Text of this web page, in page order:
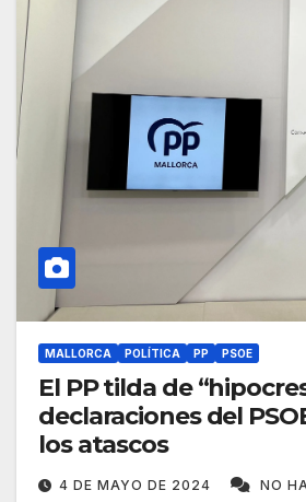
MALLORCA POLÍTICA PP PSOE
El PP tilda de
declaraciones del
los atascos
4 DE MAYO DE 2024 NO